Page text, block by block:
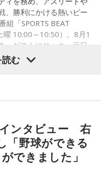
「リスナーの皆さんのエ
だけでも、僕はポジティ
いことではあるんだけ
える一つのきっかけにな
ざまな「心のこり」に触
直す機会を届けました。
午前9時00分～10時00
、勝利にかける熱いビー
組「SPORTS BEAT
10:00～10:50）。8月1
、ゲストにサッカー元日
事では、「FIFAワールド
ルに対する発言が波紋を
、高見侑里
本人初のJリーグ得点王に
む
インタビュー 右
「野球ができる
できました」